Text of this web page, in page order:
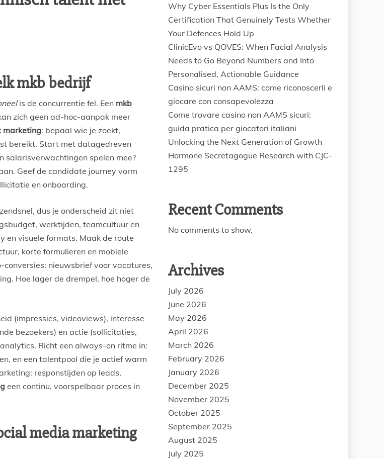
mkb bedrijf
is de concurrentie fel. Een mkb
zich geen ad-hoc-aanpak meer
marketing: bepaal wie je zoekt,
bereikt. Start met datagedreven
salarisverwachtingen spelen mee?
Geef de candidate journey vorm
en onboarding.
dus je onderscheid zit niet
werktijden, teamcultuur en
en visuele formats. Maak de route
korte formulieren en mobiele
conversies: nieuwsbrief voor vacatures,
Hoe lager de drempel, hoe hoger de
(impressies, videoviews), interesse
bezoekers) en actie (sollicitaties,
Richt een always-on ritme in:
en een talentpool die je actief warm
responstijden op leads,
een continu, voorspelbaar proces in
media marketing
Why Cyber Essentials Plus Is the Only
Certification That Genuinely Tests Whether
Your Defences Hold Up
ClinicEvo vs QOVES: When Facial Analysis
Needs to Go Beyond Numbers and Into
Personalised, Actionable Guidance
Casino sicuri non AAMS: come riconoscerli e
giocare con consapevolezza
Come trovare casino non AAMS sicuri:
guida pratica per giocatori italiani
Unlocking the Next Generation of Growth
Hormone Secretagogue Research with CJC-
1295
Recent Comments
No comments to show.
Archives
July 2026
June 2026
May 2026
April 2026
March 2026
February 2026
January 2026
December 2025
November 2025
October 2025
September 2025
August 2025
July 2025